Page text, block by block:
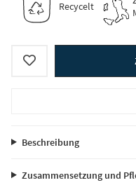
Recycelt
Beschreibung
Zusammensetzung und